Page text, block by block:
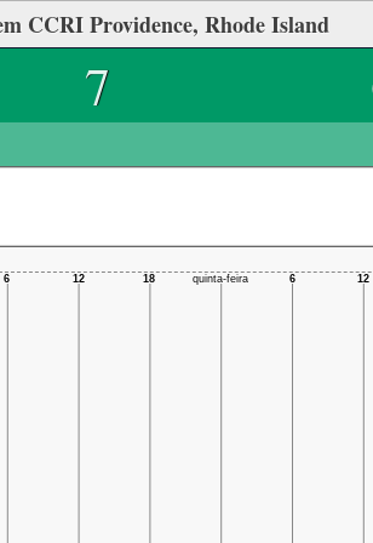
CCRI Providence, Rhode Island
7